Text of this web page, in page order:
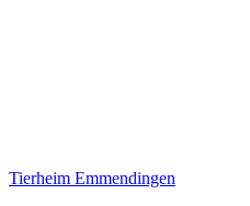
Tierheim Emmendingen